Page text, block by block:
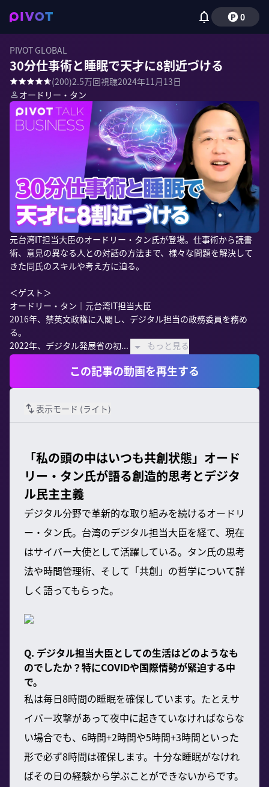
0
PIVOT GLOBAL
30分仕事術と睡眠で天才に8割近づける
(200)2.5万回視聴2024年11月13日
オードリー・タン
元台湾IT担当大臣のオードリー・タン氏が登場。仕事術から読書
術、意見の異なる人との対話の方法まで、様々な問題を解決して
きた同氏のスキルや考え方に迫る。
＜ゲスト＞
オードリー・タン｜元台湾IT担当大臣
2016年、禁英文政権に入閣し、デジタル担当の政務委員を務め
る。
2022年、デジタル発展省の初...
もっと見る
この記事の動画を再生する
表示モード (ライト)
「私の頭の中はいつも共創状態」オード
リー・タン氏が語る創造的思考とデジタ
ル民主主義
デジタル分野で革新的な取り組みを続けるオードリ
ー・タン氏。台湾のデジタル担当大臣を経て、現在
はサイバー大使として活躍している。タン氏の思考
法や時間管理術、そして「共創」の哲学について詳
しく語ってもらった。
Q. デジタル担当大臣としての生活はどのようなも
のでしたか？特にCOVIDや国際情勢が緊迫する中
で。
私は毎日8時間の睡眠を確保しています。たとえサ
イバー攻撃があって夜中に起きていなければならな
い場合でも、6時間+2時間や5時間+3時間といった
形で必ず8時間は確保します。十分な睡眠がなけれ
ばその日の経験から学ぶことができないからです。